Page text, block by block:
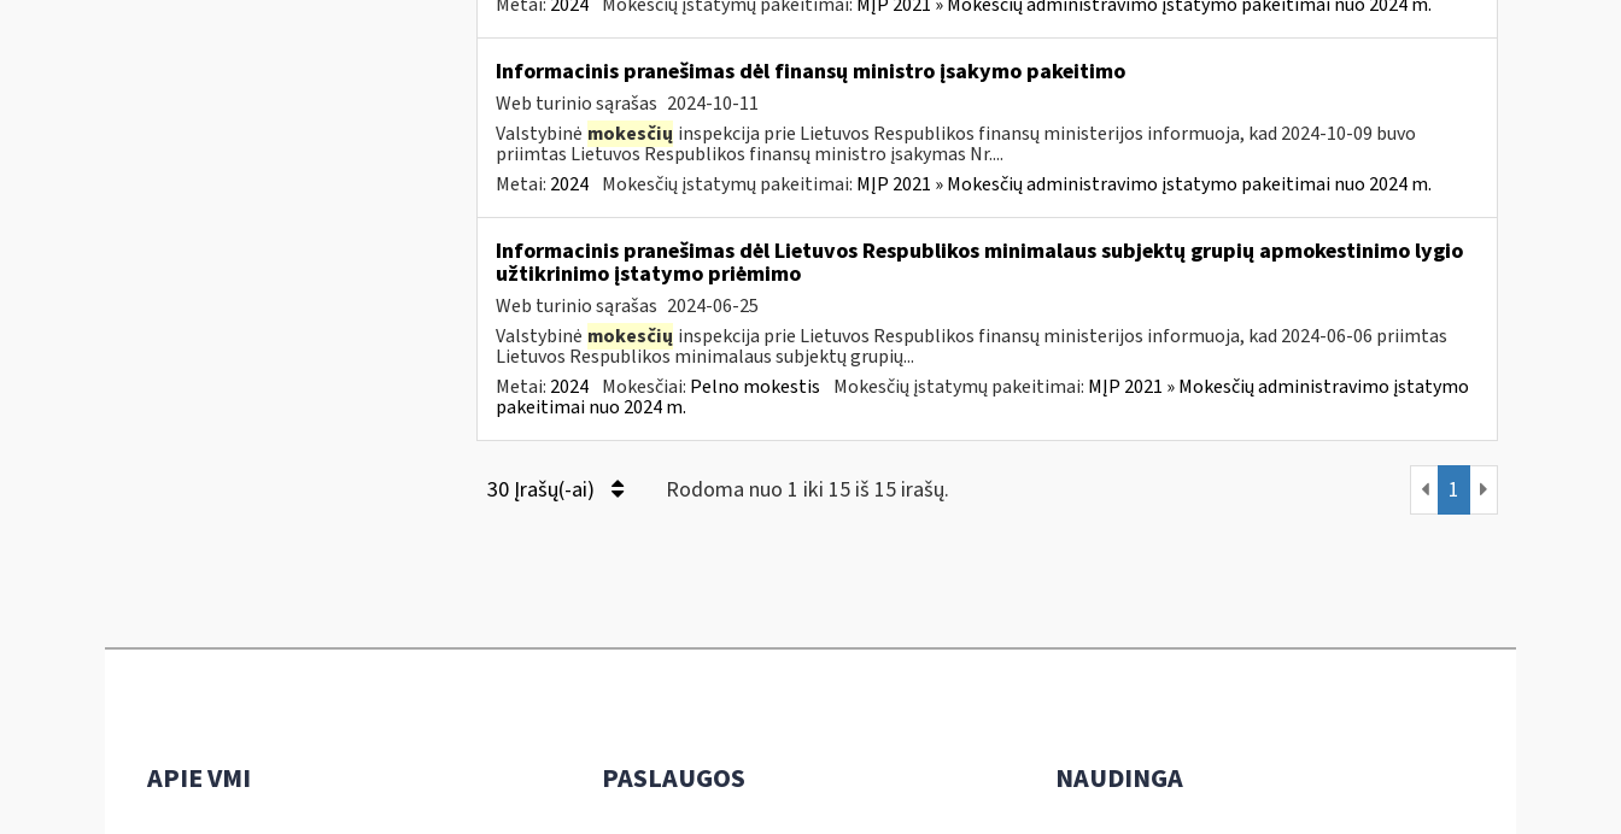
Informacinis pranešimas dėl finansų ministro įsakymo pakeitimo
Web turinio sąrašas 2024-10-11
Valstybinė mokesčių inspekcija prie Lietuvos Respublikos finansų ministerijos informuoja, kad 2024-10-09 buvo
priimtas Lietuvos Respublikos finansų ministro įsakymas Nr....
Metai: 2024 Mokesčių įstatymų pakeitimai: MĮP 2021 » Mokesčių administravimo įstatymo pakeitimai nuo 2024 m.
Informacinis pranešimas dėl Lietuvos Respublikos minimalaus subjektų grupių apmokestinimo lygio
užtikrinimo įstatymo priėmimo
Web turinio sąrašas 2024-06-25
Valstybinė mokesčių inspekcija prie Lietuvos Respublikos finansų ministerijos informuoja, kad 2024-06-06 priimtas
Lietuvos Respublikos minimalaus subjektų grupių...
Metai: 2024 Mokesčiai: Pelno mokestis Mokesčių įstatymų pakeitimai: MĮP 2021 » Mokesčių administravimo įstatymo
pakeitimai nuo 2024 m.
30 Įrašų(-ai) Rodoma nuo 1 iki 15 iš 15 irašų. 1
APIE VMI PASLAUGOS NAUDINGA